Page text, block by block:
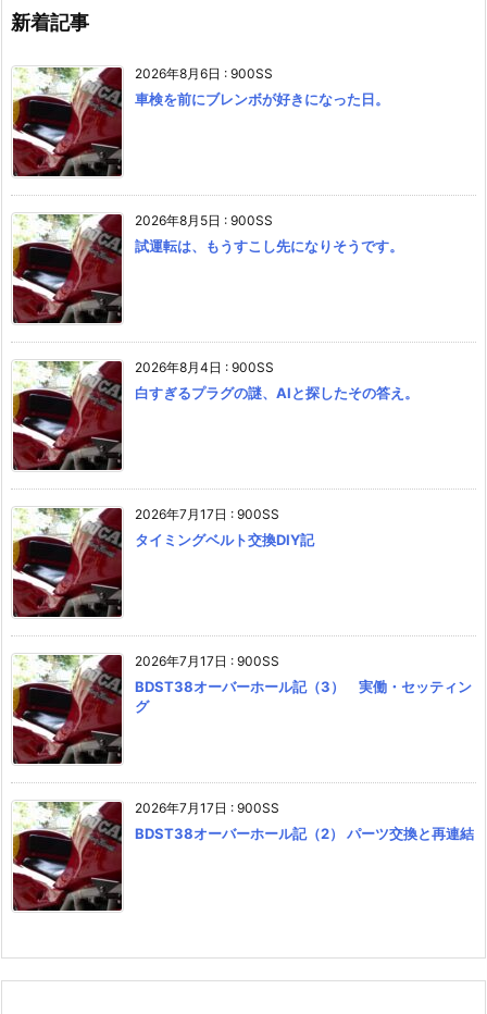
新着記事
2026年8月6日 : 900SS
車検を前にブレンボが好きになった日。
2026年8月5日 : 900SS
試運転は、もうすこし先になりそうです。
2026年8月4日 : 900SS
白すぎるプラグの謎、AIと探したその答え。
2026年7月17日 : 900SS
タイミングベルト交換DIY記
2026年7月17日 : 900SS
BDST38オーバーホール記（3） 実働・セッティン
グ
2026年7月17日 : 900SS
BDST38オーバーホール記（2） パーツ交換と再連結